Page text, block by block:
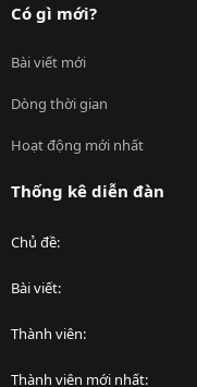
Có gì mới?
Bài viết mới
Dòng thời gian
Hoạt động mới nhất
Thống kê diễn đàn
Chủ đề
Bài viết
Thành viên
Thành viên mới nhất